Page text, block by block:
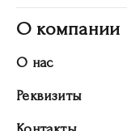
О компании
О нас
Реквизиты